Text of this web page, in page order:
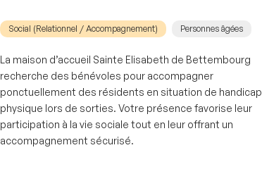
Social (Relationnel / Accompagnement) Personnes âgées
La maison d’accueil Sainte Elisabeth de Bettembourg
recherche des bénévoles pour accompagner
ponctuellement des résidents en situation de handicap
physique lors de sorties. Votre présence favorise leur
participation à la vie sociale tout en leur offrant un
accompagnement sécurisé.